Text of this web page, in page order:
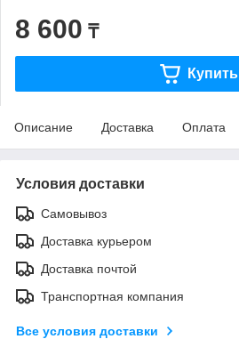
8 600 ₸
Купить
Описание Доставка Оплата
Условия доставки
Самовывоз
Доставка курьером
Доставка почтой
Транспортная компания
Все условия доставки